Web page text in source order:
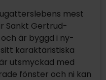
mest
Sankt Gertrud-
är byggd i ny-
karaktäristiska
utsmyckad med
fönster och ni kan